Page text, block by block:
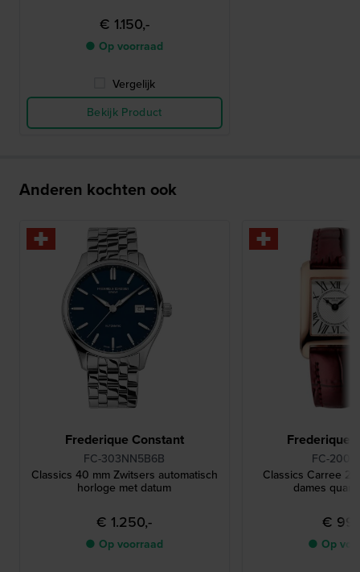
€ 1.150,-
● Op voorraad
Vergelijk
Bekijk Product
Anderen kochten ook
Frederique Constant
FC-303NN5B6B
Classics 40 mm Zwitsers automatisch
horloge met datum
€ 1.250,-
● Op voorraad
Frederique
FC-
Classics Carree
dames
€
● Op